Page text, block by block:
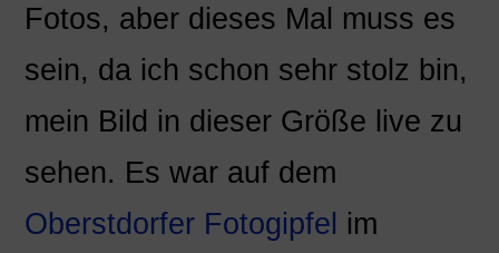
Fotos, aber dieses Mal muss es
sein, da ich schon sehr stolz bin,
mein Bild in dieser Größe live zu
sehen. Es war auf dem
Oberstdorfer Fotogipfel im